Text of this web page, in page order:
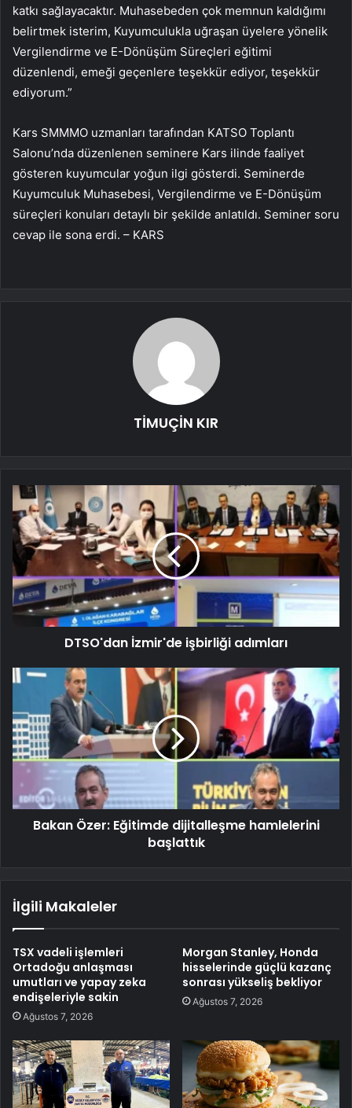
katkı sağlayacaktır. Muhasebeden çok memnun kaldığımı
belirtmek isterim, Kuyumculukla uğraşan üyelere yönelik
Vergilendirme ve E-Dönüşüm Süreçleri eğitimi
düzenlendi, emeği geçenlere teşekkür ediyor, teşekkür
ediyorum.”
Kars SMMMO uzmanları tarafından KATSO Toplantı
Salonu’nda düzenlenen seminere Kars ilinde faaliyet
gösteren kuyumcular yoğun ilgi gösterdi. Seminerde
Kuyumculuk Muhasebesi, Vergilendirme ve E-Dönüşüm
süreçleri konuları detaylı bir şekilde anlatıldı. Seminer soru
cevap ile sona erdi. – KARS
TİMUÇİN KIR
DTSO'dan İzmir'de işbirliği adımları
Bakan Özer: Eğitimde dijitalleşme hamlelerini
başlattık
İlgili Makaleler
TSX vadeli işlemleri
Ortadoğu anlaşması
umutları ve yapay zeka
endişeleriyle sakin
Ağustos 7, 2026
Morgan Stanley, Honda
hisselerinde güçlü kazanç
sonrası yükseliş bekliyor
Ağustos 7, 2026